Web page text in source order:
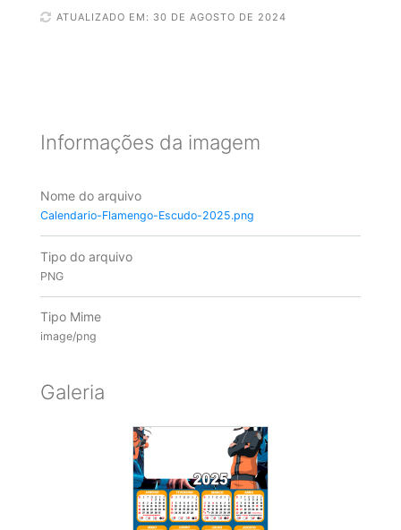
ATUALIZADO EM: 30 DE AGOSTO DE 2024
Informações da imagem
Nome do arquivo
Calendario-Flamengo-Escudo-2025.png
Tipo do arquivo
PNG
Tipo Mime
image/png
Galeria